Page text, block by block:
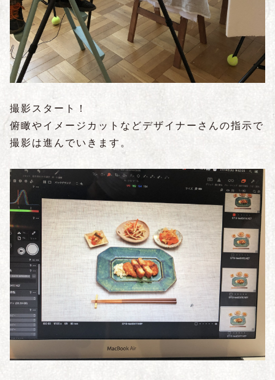
撮影スタート！
俯瞰やイメージカットなどデザイナーさんの指示で
撮影は進んでいきます。